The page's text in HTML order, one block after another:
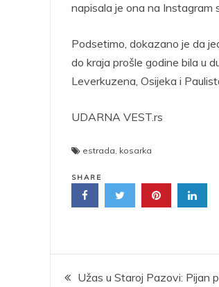
napisala je ona na Instagram
Podsetimo, dokazano je da
do kraja prošle godine bila u
Leverkuzena, Osijeka i
UDARNA VEST.rs
estrada, kosarka
SHARE
Kretanje
Užas u Staroj Pazovi: Pijan